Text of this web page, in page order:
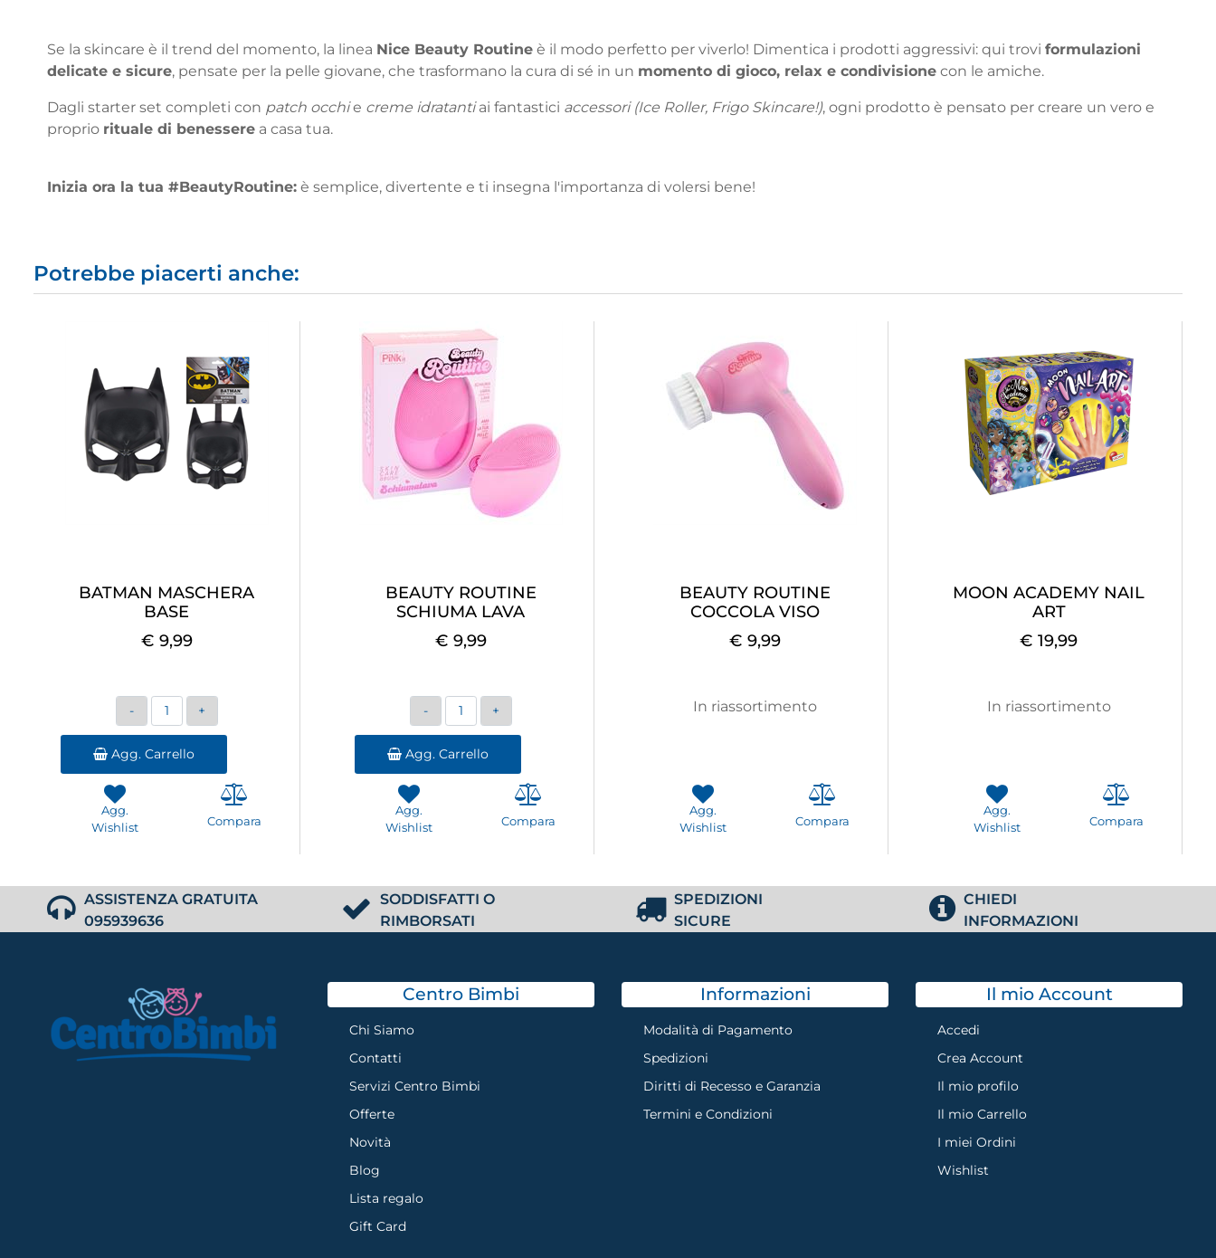
Se la skincare è il trend del momento, la linea Nice Beauty Routine è il modo perfetto per viverlo! Dimentica i prodotti aggressivi: qui trovi formulazioni
delicate e sicure, pensate per la pelle giovane, che trasformano la cura di sé in un momento di gioco, relax e condivisione con le amiche.
Dagli starter set completi con patch occhie creme idratantiai fantastici accessori (Ice Roller, Frigo Skincare!), ogni prodotto è pensato per creare un vero e
proprio rituale di benessere a casa tua.
Inizia ora la tua #BeautyRoutine: è semplice, divertente e ti insegna l'importanza di volersi bene!
Potrebbe piacerti anche:
BATMAN MASCHERA
BASE
€ 9,99
Quantità
Agg. Carrello
Agg.
Wishlist
Compara
BEAUTY ROUTINE
SCHIUMA LAVA
€ 9,99
Quantità
Agg. Carrello
Agg.
Wishlist
Compara
BEAUTY ROUTINE
COCCOLA VISO
€ 9,99
In riassortimento
Agg.
Wishlist
Compara
MOON ACADEMY NAIL
ART
€ 19,99
In riassortimento
Agg.
Wishlist
Compara
ASSISTENZA GRATUITA
095939636
SODDISFATTI O
RIMBORSATI
SPEDIZIONI
SICURE
CHIEDI
INFORMAZIONI
Centro Bimbi
Chi Siamo
Contatti
Servizi Centro Bimbi
Offerte
Novità
Blog
Lista regalo
Gift Card
Informazioni
Modalità di Pagamento
Spedizioni
Diritti di Recesso e Garanzia
Termini e Condizioni
Il mio Account
Accedi
Crea Account
Il mio profilo
Il mio Carrello
I miei Ordini
Wishlist